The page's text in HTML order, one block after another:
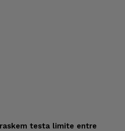
testa limite entre